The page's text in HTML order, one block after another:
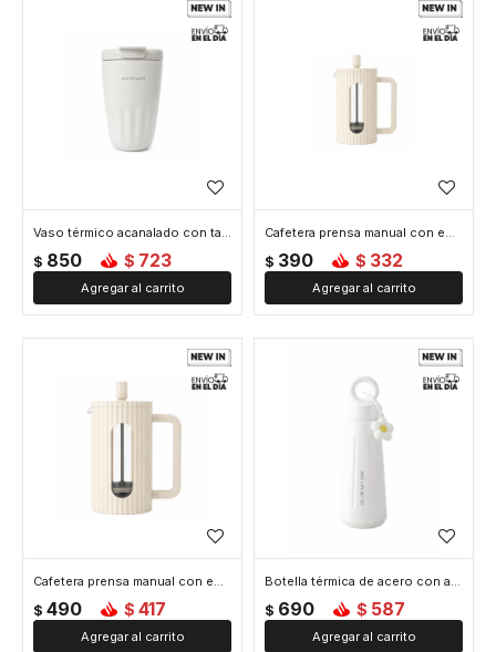
Vaso térmico acanalado con tapa 450ml - Blanco
$ 850 $ 723
Cafetera prensa manual con embolo facetada - 350ml - Blanco
$ 390 $ 332
Cafetera prensa manual con embolo facetada - 600ml - Blanco
$ 490 $ 417
Botella térmica de acero con asa y colgante de flor 450ml - Blanco
$ 690 $ 587